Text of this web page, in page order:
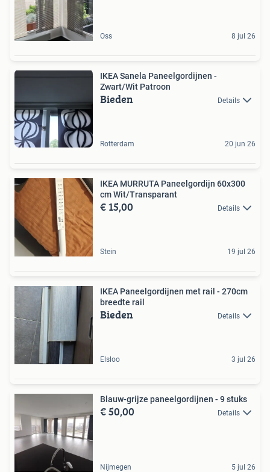
Oss 8 jul 26
IKEA Sanela Paneelgordijnen -
Zwart/Wit Patroon
Bieden Details
Rotterdam 20 jun 26
IKEA MURRUTA Paneelgordijn 60x300
cm Wit/Transparant
€ 15,00 Details
Stein 19 jul 26
IKEA Paneelgordijnen met rail - 270cm
breedte rail
Bieden Details
Elsloo 3 jul 26
Blauw-grijze paneelgordijnen - 9 stuks
€ 50,00 Details
Nijmegen 5 jul 26